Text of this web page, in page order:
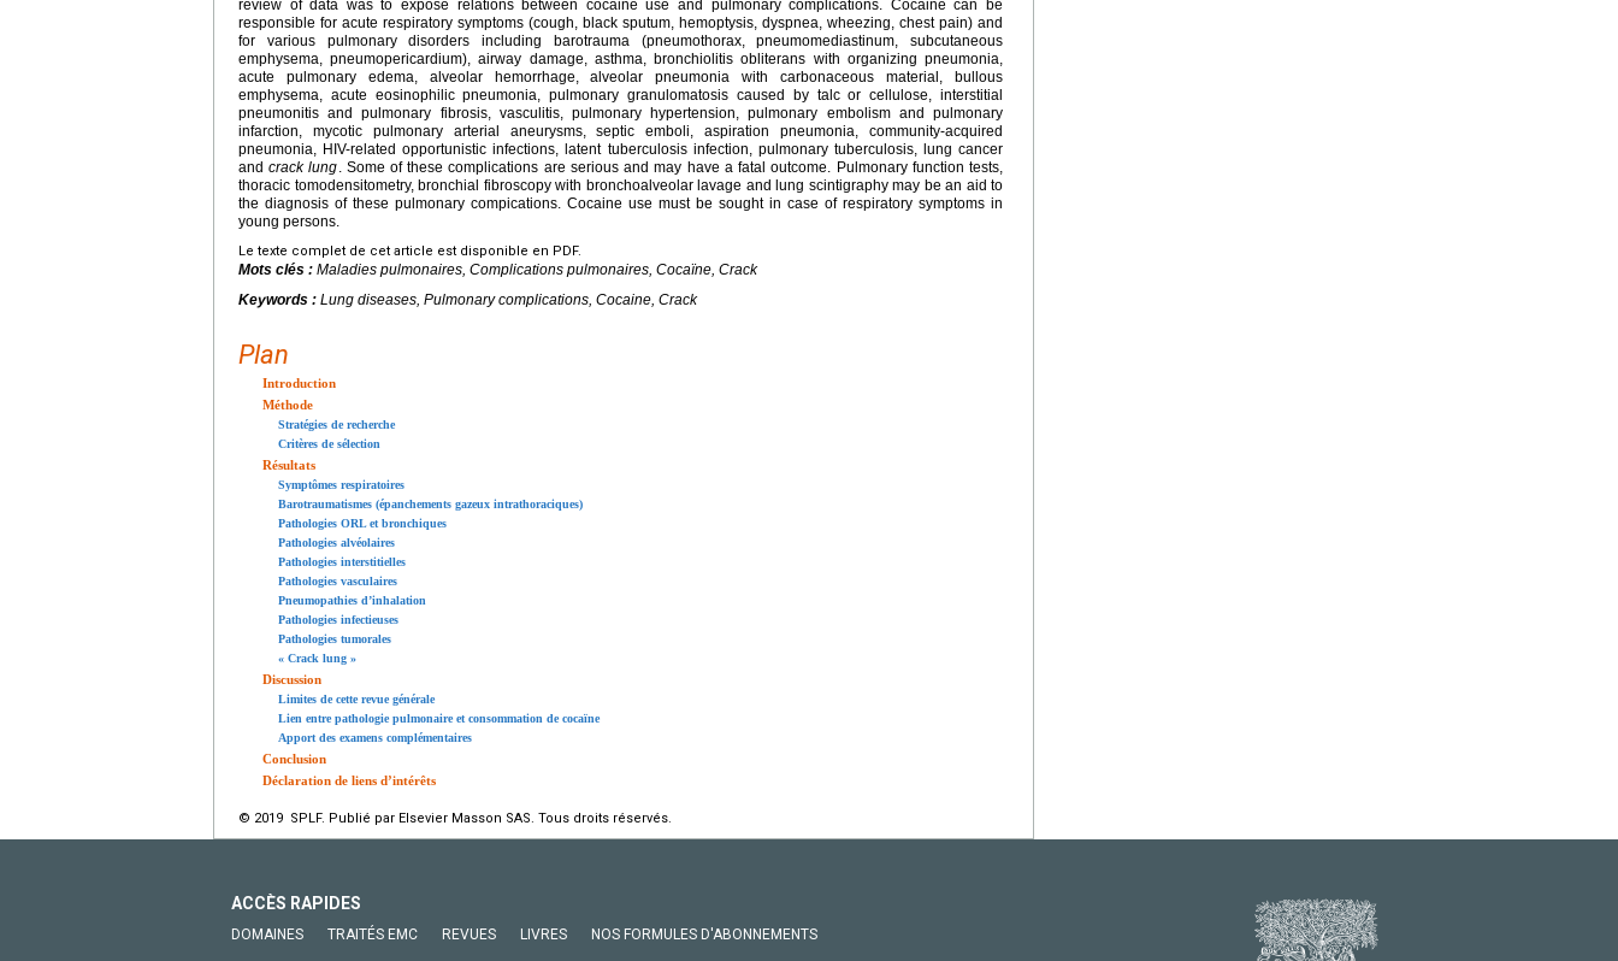
review of data was to expose relations between cocaine use and pulmonary complications. Cocaine can be
responsible for acute respiratory symptoms (cough, black sputum, hemoptysis, dyspnea, wheezing, chest pain) and
for various pulmonary disorders including barotrauma (pneumothorax, pneumomediastinum, subcutaneous
emphysema, pneumopericardium), airway damage, asthma, bronchiolitis obliterans with organizing pneumonia,
acute pulmonary edema, alveolar hemorrhage, alveolar pneumonia with carbonaceous material, bullous
emphysema, acute eosinophilic pneumonia, pulmonary granulomatosis caused by talc or cellulose, interstitial
pneumonitis and pulmonary fibrosis, vasculitis, pulmonary hypertension, pulmonary embolism and pulmonary
infarction, mycotic pulmonary arterial aneurysms, septic emboli, aspiration pneumonia, community-acquired
pneumonia, HIV-related opportunistic infections, latent tuberculosis infection, pulmonary tuberculosis, lung cancer
andcrack lung . Some of these complications are serious and may have a fatal outcome. Pulmonary function tests,
thoracic tomodensitometry, bronchial fibroscopy with bronchoalveolar lavage and lung scintigraphy may be an aid to
the diagnosis of these pulmonary compications. Cocaine use must be sought in case of respiratory symptoms in
young persons.
Le texte complet de cet article est disponible en PDF.
Mots clés : Maladies pulmonaires, Complications pulmonaires, Cocaïne, Crack
Keywords : Lung diseases, Pulmonary complications, Cocaine, Crack
Plan
Introduction
Méthode
Stratégies de recherche
Critères de sélection
Résultats
Symptômes respiratoires
Barotraumatismes (épanchements gazeux intrathoraciques)
Pathologies ORL et bronchiques
Pathologies alvéolaires
Pathologies interstitielles
Pathologies vasculaires
Pneumopathies d’inhalation
Pathologies infectieuses
Pathologies tumorales
« Crack lung »
Discussion
Limites de cette revue générale
Lien entre pathologie pulmonaire et consommation de cocaïne
Apport des examens complémentaires
Conclusion
Déclaration de liens d’intérêts
© 2019 SPLF. Publié par Elsevier Masson SAS. Tous droits réservés.
ACCÈS RAPIDES
DOMAINES TRAITÉS EMC REVUES LIVRES NOS FORMULES D'ABONNEMENTS